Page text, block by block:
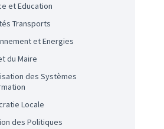
et Education
Transports
et Energies
du Maire
Locale